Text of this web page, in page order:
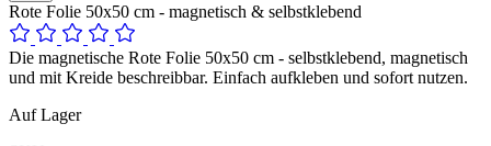
Rote Folie 50x50 cm - magnetisch & selbstklebend
Die magnetische Rote Folie 50x50 cm - selbstklebend, magnetisch
und mit Kreide beschreibbar. Einfach aufkleben und sofort nutzen.
Auf Lager